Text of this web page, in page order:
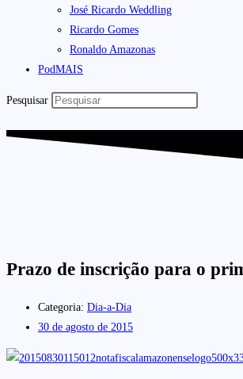
José Ricardo Weddling
Ricardo Gomes
Ronaldo Amazonas
PodMAIS
Pesquisar
Prazo de inscrição para o
Categoria: Dia-a-Dia
30 de agosto de 2015